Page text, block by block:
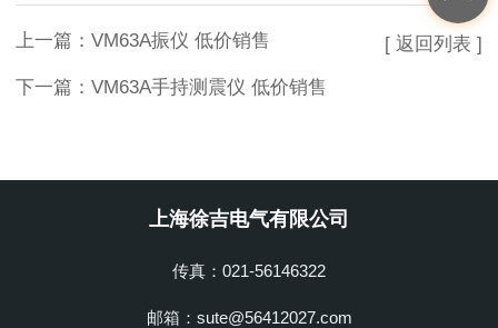
上一篇： VM63A振仪 低价销售
下一篇： VM63A手持测震仪 低价销售
[ 返回列表 ]
上海徐吉电气有限公司
传真：021-56146322
邮箱：sute@56412027.com